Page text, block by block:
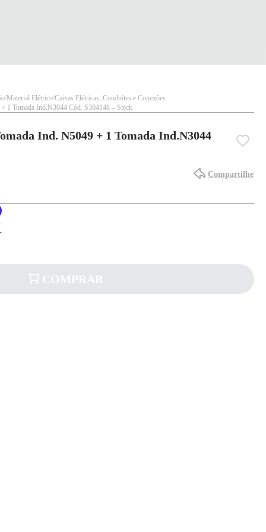
Material Elétrico Caixas Elétricas, Conduítes e Conexões
1 Tomada Ind.N3044 Cód. S304148 – Steck
Ind. N5049 + 1 Tomada Ind.N3044
Compartilhe
COMPRAR